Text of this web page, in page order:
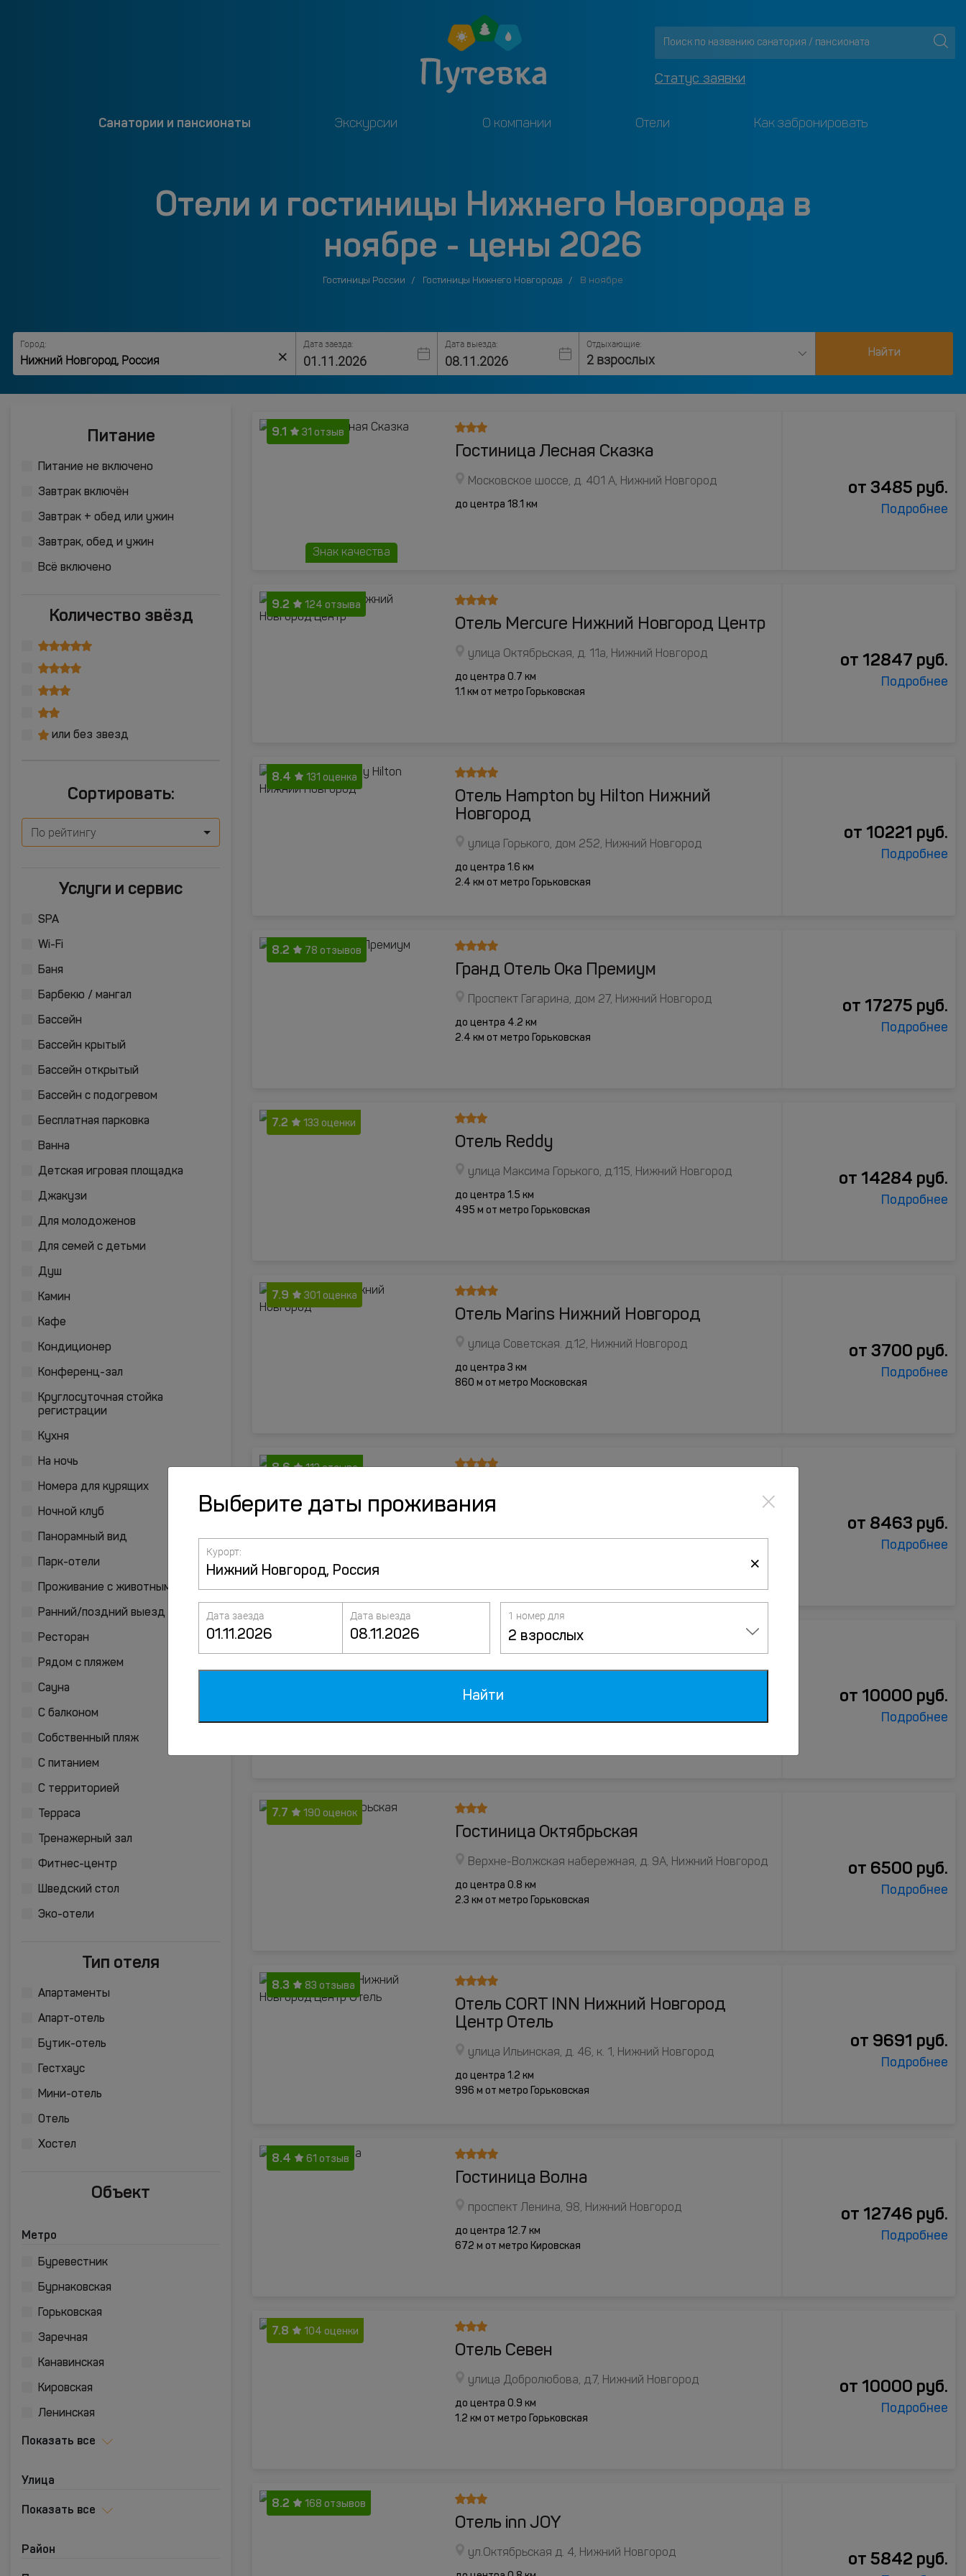
Статус заявки
Санатории и пансионаты Экскурсии О компании Отели Как забронировать
Отели и гостиницы Нижнего Новгорода в
ноябре - цены 2026
Гостиницы России Гостиницы Нижнего Новгорода В ноябре
Город:
×
Дата заезда: Дата выезда: Отдыхающие:
2 взрослых Найти
Питание
Питание не включено
Завтрак включён
Завтрак + обед или ужин
Завтрак, обед и ужин
Всё включено
Количество звёзд
или без звезд
Сортировать:
По рейтингу
Услуги и сервис
SPA
Wi-Fi
Баня
Барбекю / мангал
Бассейн
Бассейн крытый
Бассейн открытый
Бассейн с подогревом
Бесплатная парковка
Ванна
Детская игровая площадка
Джакузи
Для молодоженов
Для семей с детьми
Душ
Камин
Кафе
Кондиционер
Конференц-зал
Круглосуточная стойка
регистрации
Кухня
На ночь
Номера для курящих
Ночной клуб
Панорамный вид
Парк-отели
Проживание с животными
Ранний/поздний выезд
Ресторан
Рядом с пляжем
Сауна
С балконом
Собственный пляж
С питанием
С территорией
Терраса
Тренажерный зал
Фитнес-центр
Шведский стол
Эко-отели
Тип отеля
Апартаменты
Апарт-отель
Бутик-отель
Гестхаус
Мини-отель
Отель
Хостел
Объект
Метро
Буревестник
Бурнаковская
Горьковская
Заречная
Канавинская
Кировская
Ленинская
Показать все
Улица
Показать все
Район
9.1 31 отзыв
Знак качества
Гостиница Лесная Сказка
Московское шоссе, д. 401 А, Нижний Новгород
до центра 18.1 км
от 3485 руб.
Подробнее
9.2 124 отзыва
Отель Mercure Нижний Новгород Центр
улица Октябрьская, д. 11а, Нижний Новгород
до центра 0.7 км
1.1 км от метро Горьковская
от 12847 руб.
Подробнее
8.4 131 оценка
Отель Hampton by Hilton Нижний
Новгород
улица Горького, дом 252, Нижний Новгород
до центра 1.6 км
2.4 км от метро Горьковская
от 10221 руб.
Подробнее
8.2 78 отзывов
Гранд Отель Ока Премиум
Проспект Гагарина, дом 27, Нижний Новгород
до центра 4.2 км
2.4 км от метро Горьковская
от 17275 руб.
Подробнее
7.2 133 оценки
Отель Reddy
улица Максима Горького, д.115, Нижний Новгород
до центра 1.5 км
495 м от метро Горьковская
от 14284 руб.
Подробнее
7.9 301 оценка
Отель Marins Нижний Новгород
улица Советская. д.12, Нижний Новгород
до центра 3 км
860 м от метро Московская
от 3700 руб.
Подробнее
8.6 113 отзыва
до центра 1.9 км
от 8463 руб.
Подробнее
137 отзывов
улица Володарского, д.38 А, Нижний Новгород от 10000 руб.
Подробнее
7.7 190 оценок
Гостиница Октябрьская
Верхне-Волжская набережная, д. 9А, Нижний Новгород
до центра 0.8 км
2.3 км от метро Горьковская
от 6500 руб.
Подробнее
8.3 83 отзыва
Отель CORT INN Нижний Новгород
Центр Отель
улица Ильинская, д. 46, к. 1, Нижний Новгород
до центра 1.2 км
996 м от метро Горьковская
от 9691 руб.
Подробнее
8.4 61 отзыв
Гостиница Волна
проспект Ленина, 98, Нижний Новгород
до центра 12.7 км
672 м от метро Кировская
от 12746 руб.
Подробнее
7.8 104 оценки
Отель Севен
улица Добролюбова, д.7, Нижний Новгород
до центра 0.9 км
1.2 км от метро Горьковская
от 10000 руб.
Подробнее
8.2 168 отзывов
Отель inn JOY
ул.Октябрьская д. 4, Нижний Новгород от 5842 руб.
Выберите даты проживания ×
Курорт:
×
Дата заезда Дата выезда 1 номер для
2 взрослых
Найти